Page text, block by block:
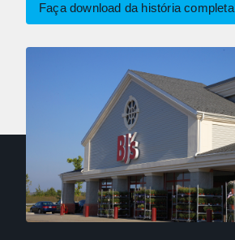
Faça download da história completa